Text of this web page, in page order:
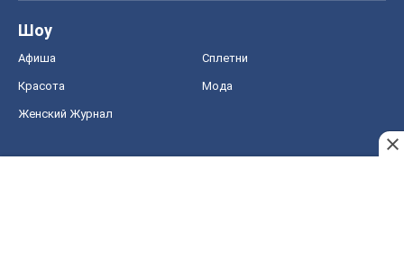
Шоу
Афиша Сплетни
Красота Мода
Женский Журнал